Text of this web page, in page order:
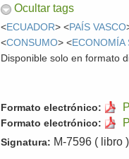
Ocultar tags
<ECUADOR> <PAÍS VASCO
<CONSUMO> <ECONOMÍA
Disponible solo en formato
Formato electrónico:
Formato electrónico:
Signatura: M-7596 ( libro )